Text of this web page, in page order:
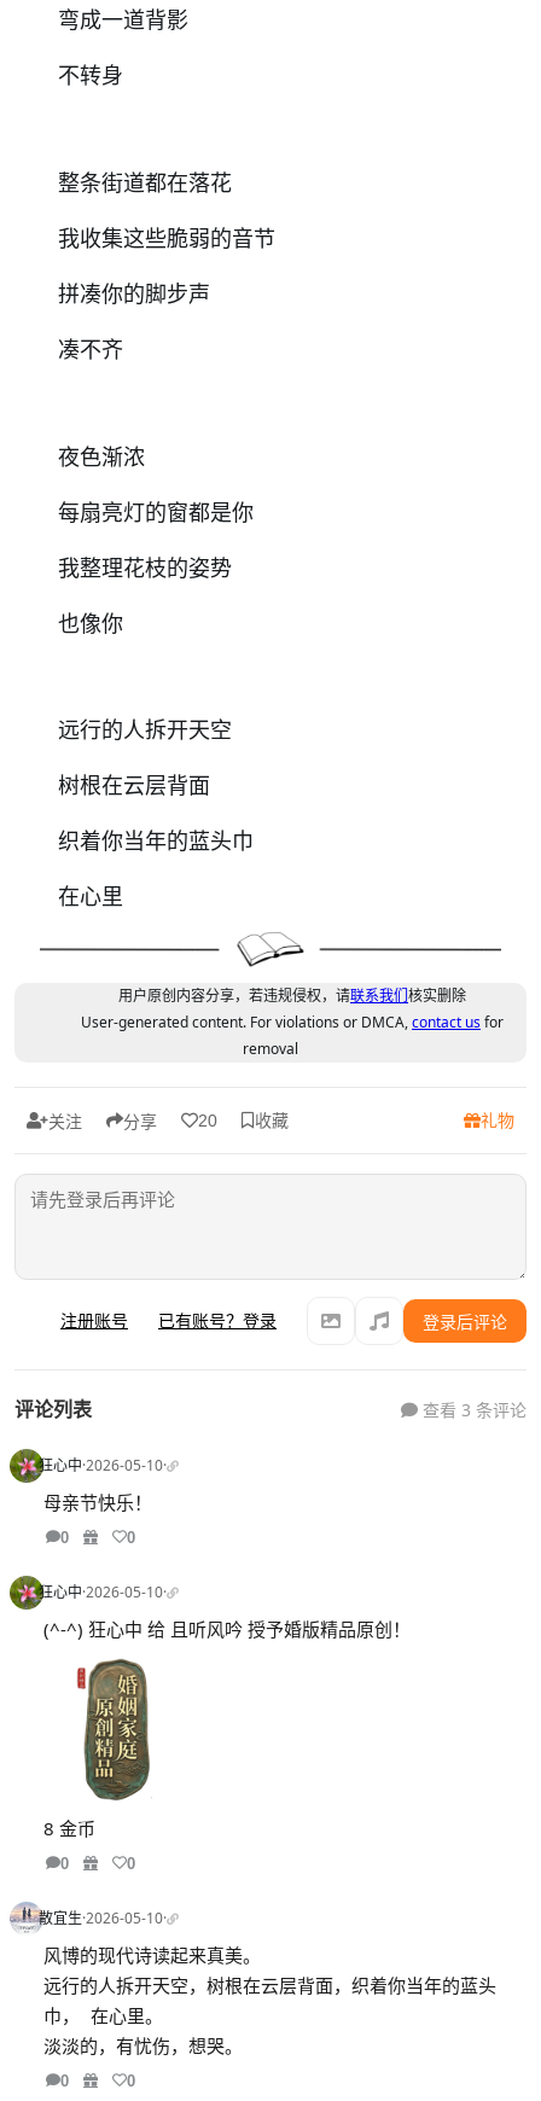
弯成一道背影
不转身
整条街道都在落花
我收集这些脆弱的音节
拼凑你的脚步声
凑不齐
夜色渐浓
每扇亮灯的窗都是你
我整理花枝的姿势
也像你
远行的人拆开天空
树根在云层背面
织着你当年的蓝头巾
在心里
用户原创内容分享，若违规侵权，请联系我们核实删除
User-generated content. For violations or DMCA,contact usfor
removal
关注 分享 20 收藏 礼物
注册账号 已有账号？登录 登录后评论
评论列表 查看 3 条评论
狂心中·2026-05-10·
母亲节快乐！
0 0
狂心中·2026-05-10·
(^-^) 狂心中 给 且听风吟 授予婚版精品原创！
8 金币
0 0
散宜生·2026-05-10·
风博的现代诗读起来真美。
远行的人拆开天空，树根在云层背面，织着你当年的蓝头
巾， 在心里。
淡淡的，有忧伤，想哭。
0 0